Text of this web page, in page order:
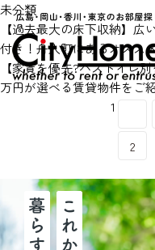
未分類
【過去最大の床下収納】広
付き！舟入町にあるオスス
【家賃を優先?バストイレ
万円が選べる賃貸物件をご
1
2